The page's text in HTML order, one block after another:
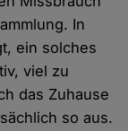
In
ein solches
viel zu
das Zuhause
so aus.